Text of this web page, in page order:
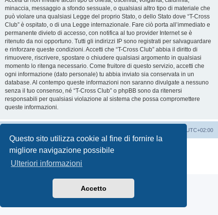
Questo sito utilizza cookie al fine di fornire la
migliore navigazione possibile
Ulteriori informazioni
Accetto
minaccia, messaggio a sfondo sessuale, o qualsiasi altro tipo di materiale che
può violare una qualsiasi Legge del proprio Stato, o dello Stato dove “T-Cross
Club” è ospitato, o di una Legge internazionale. Fare ciò porta all’immediato e
permanente divieto di accesso, con notifica al tuo provider Internet se è
ritenuto da noi opportuno. Tutti gli indirizzi IP sono registrati per salvaguardare
e rinforzare queste condizioni. Accetti che “T-Cross Club” abbia il diritto di
rimuovere, riscrivere, spostare o chiudere qualsiasi argomento in qualsiasi
momento lo ritenga necessario. Come fruitore di questo servizio, accetti che
ogni informazione (dato personale) tu abbia inviato sia conservata in un
database. Al contempo queste informazioni non saranno divulgate a nessuno
senza il tuo consenso, né “T-Cross Club” o phpBB sono da ritenersi
responsabili per qualsiasi violazione al sistema che possa compromettere
queste informazioni.
UTC+02:00
Creato da
® Forum Software © phpBB Limited
Traduzione Italiana